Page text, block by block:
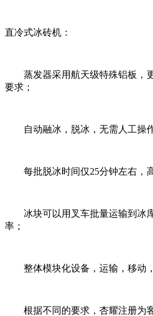
直冷式冰砖机：
蒸发器采用航天级特殊铝板，
要求；
自动融冰，脱冰，无需人工操作
每批脱冰时间仅25分钟左右，高
冰块可以用叉车批量运输到冰
率；
整体模块化设备，运输，移动，
根据不同的要求，杏耀注册为